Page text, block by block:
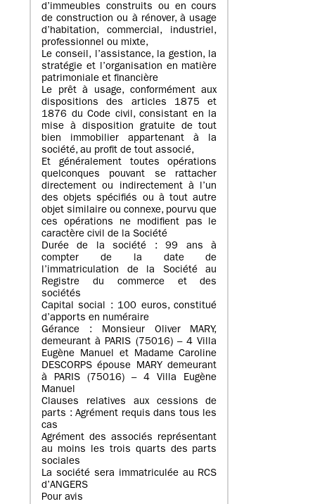
d’immeubles construits ou en cours
de construction ou à rénover, à usage
d’habitation, commercial, industriel,
professionnel ou mixte,
Le conseil, l’assistance, la gestion, la
stratégie et l’organisation en matière
patrimoniale et financière
Le prêt à usage, conformément aux
dispositions des articles 1875 et
1876 du Code civil, consistant en la
mise à disposition gratuite de tout
bien immobilier appartenant à la
société, au profit de tout associé,
Et généralement toutes opérations
quelconques pouvant se rattacher
directement ou indirectement à l’un
des objets spécifiés ou à tout autre
objet similaire ou connexe, pourvu que
ces opérations ne modifient pas le
caractère civil de la Société
Durée de la société : 99 ans à
compter de la date de
l’immatriculation de la Société au
Registre du commerce et des
sociétés
Capital social : 100 euros, constitué
d’apports en numéraire
Gérance : Monsieur Oliver MARY,
demeurant à PARIS (75016) – 4 Villa
Eugène Manuel et Madame Caroline
DESCORPS épouse MARY demeurant
à PARIS (75016) – 4 Villa Eugène
Manuel
Clauses relatives aux cessions de
parts : Agrément requis dans tous les
cas
Agrément des associés représentant
au moins les trois quarts des parts
sociales
La société sera immatriculée au RCS
d’ANGERS
Pour avis